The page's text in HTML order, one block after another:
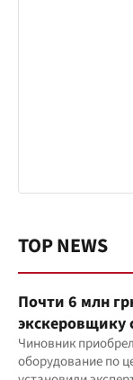
TOP NEWS
Почти 6 млн
экскеровщику
подозрение
Чиновник
оборудование по